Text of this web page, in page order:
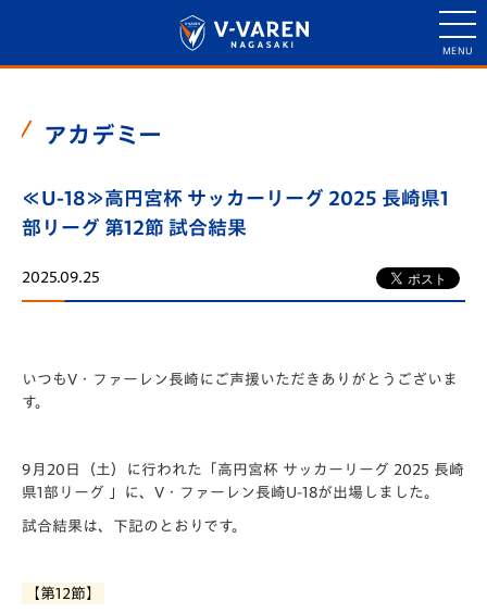
アカデミー
≪U-18≫高円宮杯 サッカーリーグ 2025 長崎県1
部リーグ 第12節 試合結果
2025.09.25
いつもV・ファーレン長崎にご声援いただきありがとうございま
す。
9月20日（土）に行われた「️高円宮杯 サッカーリーグ 2025 長崎
県1部リーグ 」に、V・ファーレン長崎U-18が出場しました。
試合結果は、下記のとおりです。
【第12節】